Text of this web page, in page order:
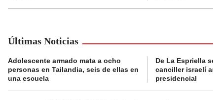
Últimas Noticias
Adolescente armado mata a ocho
personas en Tailandia, seis de ellas en
una escuela
De La Espriella se
canciller israelí
presidencial